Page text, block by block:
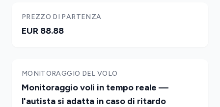
PREZZO DI PARTENZA
EUR 88.88
MONITORAGGIO DEL VOLO
Monitoraggio voli in tempo reale —
l'autista si adatta in caso di ritardo